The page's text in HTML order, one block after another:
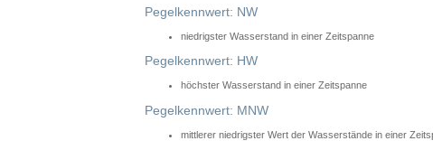
Pegelkennwert: NW
niedrigster Wasserstand in einer Zeitspanne
Pegelkennwert: HW
höchster Wasserstand in einer Zeitspanne
Pegelkennwert: MNW
mittlerer niedrigster Wert der Wasserstände in einer